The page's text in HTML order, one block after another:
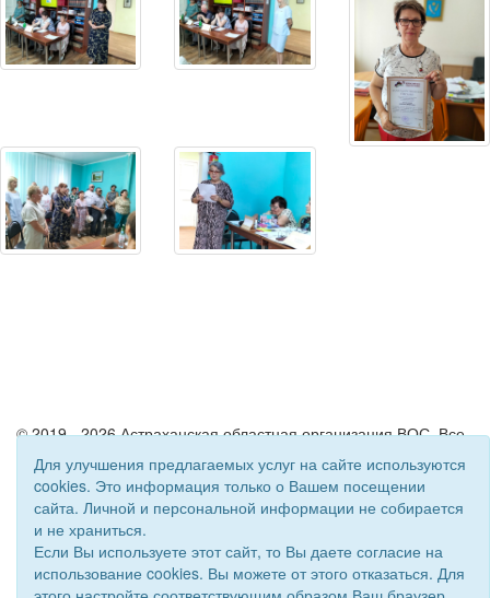
© 2019 - 2026 Астраханская областная организация ВОС. Все
права защищены.
Сайт создан при поддержке «Информационная сеть RD
Для улучшения предлагаемых услуг на сайте используются
cookies. Это информация только о Вашем посещении
сайта. Личной и персональной информации не собирается
и не храниться.
Если Вы используете этот сайт, то Вы даете согласие на
использование cookies. Вы можете от этого отказаться. Для